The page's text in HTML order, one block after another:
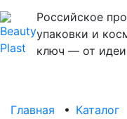
Российское
упаковки и
ключ — от
Главная • Каталог